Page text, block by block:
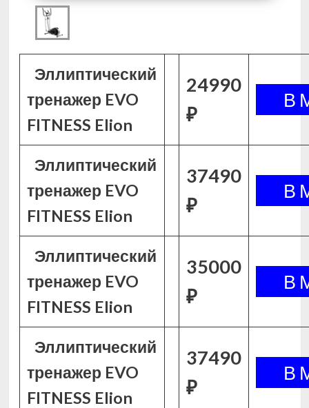
Эллиптический
тренажер EVO
FITNESS Elion
24990
₽
Эллиптический
тренажер EVO
FITNESS Elion
37490
₽
Эллиптический
тренажер EVO
FITNESS Elion
35000
₽
Эллиптический
тренажер EVO
FITNESS Elion
37490
₽